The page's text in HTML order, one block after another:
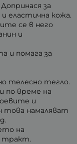
за
еластична кожа.
се в него
и
и помага за
телесно тегло.
по време на
и
това намаляват
на
тракт.